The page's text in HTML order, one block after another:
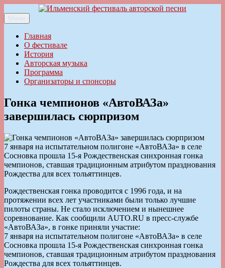
к
содержимому
Ильменский фестиваль авторской песни
Меню
Главная
О фестивале
История
Авторская музыка
Программа
Организаторы и спонсоры
Гонка чемпионов «АвтоВАЗа»
завершилась сюрпризом
7 января на испытательном полигоне «АвтоВАЗа» в селе
Сосновка прошла 15-я Рождественская синхронная гонка
чемпионов, ставшая традиционным атрибутом празднования
Рождества для всех тольяттинцев.
Рождественская гонка проводится с 1996 года, и на
протяжении всех лет участниками были только лучшие
пилоты страны. Не стало исключением и нынешнее
соревнование. Как сообщили AUTO.RU в пресс-службе
«АвтоВАЗа», в гонке приняли участие:
7 января на испытательном полигоне «АвтоВАЗа» в селе
Сосновка прошла 15-я Рождественская синхронная гонка
чемпионов, ставшая традиционным атрибутом празднования
Рождества для всех тольяттинцев.